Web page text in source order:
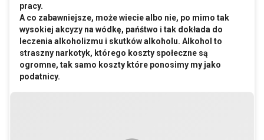
pracy.
A co zabawniejsze, może wiecie albo nie, po mimo tak
wysokiej akcyzy na wódkę, pańśtwo i tak dokłada do
leczenia alkoholizmu i skutków alkoholu. Alkohol to
straszny narkotyk, którego koszty społeczne są
ogromne, tak samo koszty które ponosimy my jako
podatnicy.